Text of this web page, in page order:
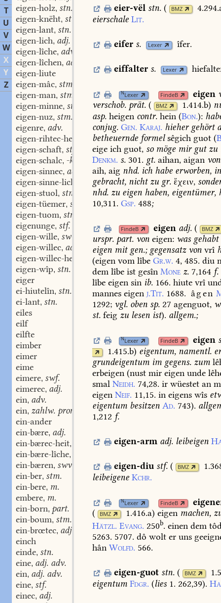
T
U
V
W
X
Y
Z
eigen-holz, stn.
eigen-knëht, stm.
eigen-lant, stn.
eigen-lich, adj.
eigen-lîche, adv.
eigen-lîchen, adv.
eigen-liute
eigen-mâc, stm.
eigen-man, stm.
eigen-minne, stf.
eigen-nuz, stm.
eigenre, adv.
eigen-rihtec-heit
eigen-schaft, stf.
eigen-schalc, -kes stm.
eigen-sinnec, adj.
eigen-sinne-lich
eigen-stuol, stm.
eigen-tüemer, stm.
eigen-tuom, stn.
eigenunge, stf.
eigen-wille, swm.
eigen-willec, adj.
eigen-willec-heit
stf.
eigen-wîp, stn.
eiger
ei-hiutelîn, stn.
ei-lant, stn.
eiles
eilf
eilfte
eimber
eimer
eime
eimere, swf.
eimerec, adj.
ein, adv.
ein, zahlw. pron. zahlw. unbest. pron. unbestimmt.
ein-ander
ein-bære, adj.
ein-bærec-heit,
ein-bære-lîche,
ein-bæren, swv.
ein-ber, stm.
ein-bere, m.
embere, m.
ein-born, part. adj.
ein-boum, stm.
ein-brœtec, adj.
einch
einde, stn.
eine, adj. adv.
ein, adj. adv.
eine, stf.
einec, adj.
eier-vël stn. ( BMZ
eierschale Lit.
eifer s. Lexer îfer.
eiffalter s. Lexer
NLexer FindeB eigen
verschob. prät. ( BMZ 1.414.b)
asp. heigen contr. hein (Bon.):
conjug. Gen. Karaj. hiehergehört
betheuernde formel sêgich guot (
eige ich guot, somöge mirgutzu
Denkm. s. 301. gt. aihan, aigan von
aih, aig nhd. ich habe erworben,
gebracht, nichtzu gr. ἔχειν,
nhd. zu eigen haben, eigentümer,
10,311. Gsp. 488;
FindeB eigen adj. ( BMZ
urspr. part. von eigen: was gehabt
eigen mitgen.; gegensatzvon vrî
(eigen vom lîbe Gr.w. 4, 485. diu
dem lîbe ist gesîn Mone z. 7,164 f.
lîbe eigen sin ib. 166. hiute vrî
mannes eigen j.Tit. 1688. âgen
1292; vgl. oben sp. 27 agenguot,
st. feig zu lesen ist). allgem.;
NLexer FindeB eigen
1.415.b) eigentum,namentl.
grundeigentum im gegens. zum
erbeigen (nust mir eigen unde
smal Neidh. 74,28. ir wüestet an
eigen Neif. 11,15. in eigens wîs
eigentum besitzen Ad. 743).
1,212 f.
eigen-arm adj. leibeigen
eigen-diu stf. ( BMZ
leibeigene Kchr.
NLexer FindeB
(
BMZ 1.416.a) eigen machen,
Hätzl. Evang. 250b. einen dem
5263. 5707. dô wolt er uns
hân Wolfd. 566.
eigen-guot stn. ( BMZ
eigentum Fdgr. (lies 1. 262,39).